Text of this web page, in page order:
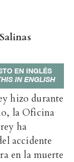
hizo durante
la Oficina
ha
accidente
en la muerte